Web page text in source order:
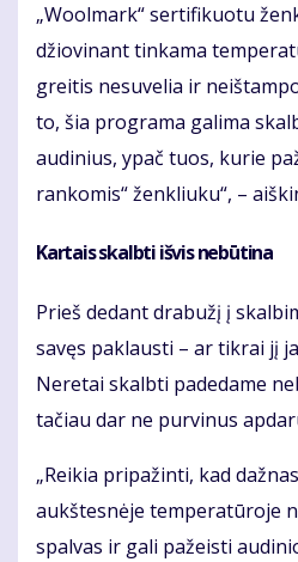
„Woolmark“ sertifikuotu
džiovinant tinkama
greitis nesuvelia ir
to, šia programa galima
audinius, ypač tuos, kurie
rankomis“ ženkliuku“, –
Kartais skalbti išvis nebūtina
Prieš dedant drabužį į
savęs paklausti – ar tikrai jį
Neretai skalbti padedame
tačiau dar ne purvinus
„Reikia pripažinti, kad
aukštesnėje temperatūroje
spalvas ir gali pažeisti